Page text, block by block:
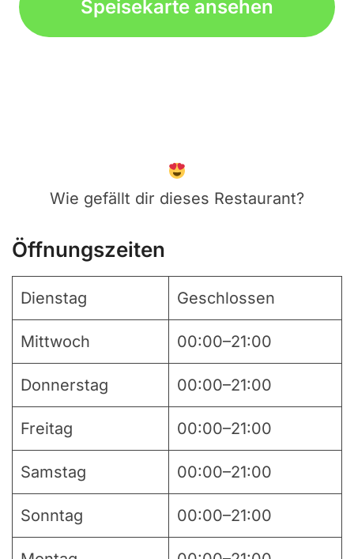
Speisekarte ansehen
Wie gefällt dir dieses Restaurant?
Öffnungszeiten
Dienstag Geschlossen
Mittwoch 00:00–21:00
Donnerstag 00:00–21:00
Freitag 00:00–21:00
Samstag 00:00–21:00
Sonntag 00:00–21:00